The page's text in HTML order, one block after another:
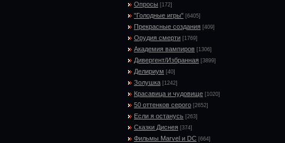
Опросы [172]
"Голодные игры" [6405]
Прекрасные создания [409]
Орудия смерти [1769]
Академия вампиров [1306]
Дивергент/Избранная [3899]
Делириум [40]
Золушка [1242]
Красавица и чудовище [1020]
50 оттенков серого [2652]
Если я останусь [263]
Сказки Диснея [374]
Фильмы Marvel и DC [664]